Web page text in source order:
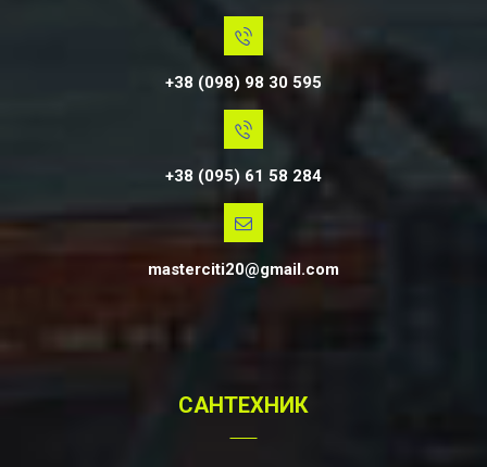
+38 (098) 98 30 595
+38 (095) 61 58 284
masterciti20@gmail.com
САНТЕХНИК